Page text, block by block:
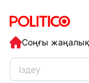
Соңғы